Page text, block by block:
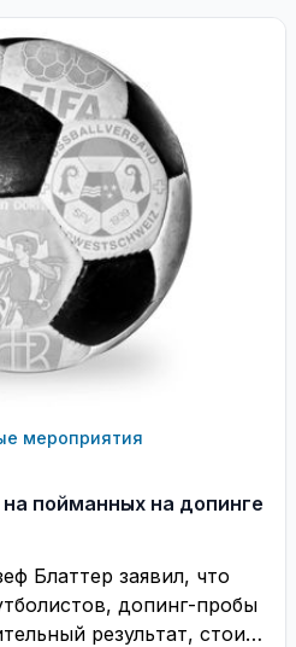
мероприятия
пойманных на допинге
Блаттер заявил, что
допинг-пробы
результат, стоит